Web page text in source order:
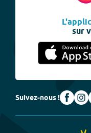
sur
Suivez-nous !